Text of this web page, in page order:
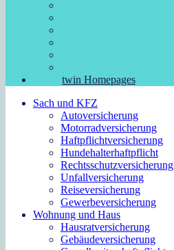
twin Homepages
Sach und KFZ
Autoversicherung
Motorradversicherung
Haftpflichtversicherung
Hundehalterhaftpflicht
Rechtsschutzversicherung
Unfallversicherung
Reiseversicherung
Gewerbeversicherung
Wohnung und Haus
Hausratversicherung
Gebäudeversicherung